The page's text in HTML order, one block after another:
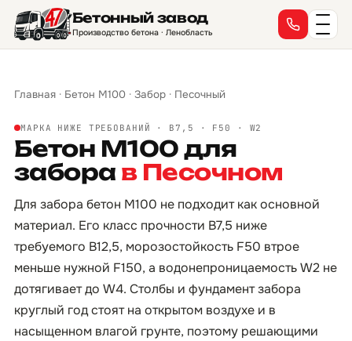
Бетонный завод
Производство бетона · Ленобласть
Главная · Бетон М100 · Забор · Песочный
МАРКА НИЖЕ ТРЕБОВАНИЙ · B7,5 · F50 · W2
Бетон М100 для
забора в Песочном
Для забора бетон М100 не подходит как основной
материал. Его класс прочности B7,5 ниже
требуемого B12,5, морозостойкость F50 втрое
меньше нужной F150, а водонепроницаемость W2 не
дотягивает до W4. Столбы и фундамент забора
круглый год стоят на открытом воздухе и в
насыщенном влагой грунте, поэтому решающими